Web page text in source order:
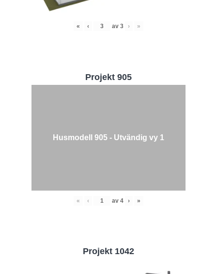
« ‹ av 3 › »
Projekt 905
Husmodell 905 - Utvändig vy 1
« ‹ av 4 › »
Projekt 1042